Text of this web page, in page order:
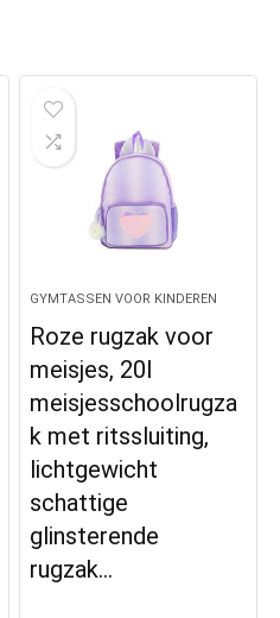
GYMTASSEN VOOR KINDEREN
Roze rugzak voor
meisjes, 20l
meisjesschoolrugza
k met ritssluiting,
lichtgewicht
schattige
glinsterende
rugzak…